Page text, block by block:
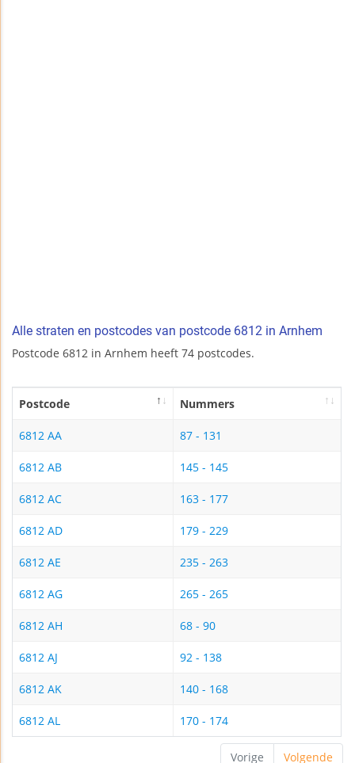
Alle straten en postcodes van postcode 6812 in Arnhem
Postcode 6812 in Arnhem heeft 74 postcodes.
Postcode Nummers
6812 AA 87 - 131
6812 AB 145 - 145
6812 AC 163 - 177
6812 AD 179 - 229
6812 AE 235 - 263
6812 AG 265 - 265
6812 AH 68 - 90
6812 AJ 92 - 138
6812 AK 140 - 168
6812 AL 170 - 174
Vorige Volgende